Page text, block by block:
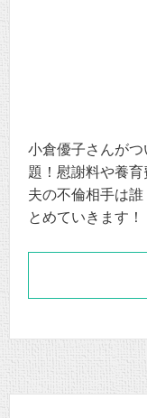
小倉優子さんが
題！慰謝料や養
夫の不倫相手は
とめていきます！